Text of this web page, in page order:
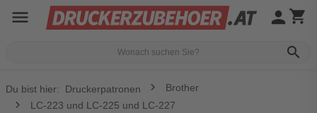
menu
search
person shopping_cart
Du bist hier: Druckerpatronen
Brother
LC-223 und LC-225 und LC-227